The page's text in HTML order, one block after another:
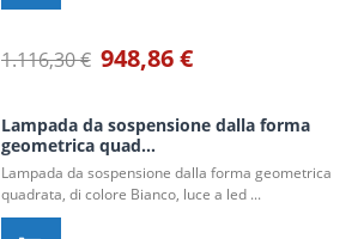
1.116,30 € 948,86 €
Lampada da sospensione dalla forma
geometrica quad...
Lampada da sospensione dalla forma geometrica
quadrata, di colore Bianco, luce a led ...